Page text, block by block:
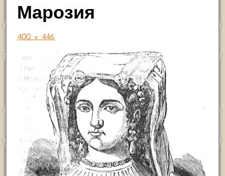
Марозия
400 × 446